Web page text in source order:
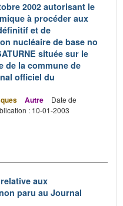
2002 autorisant le
à procéder aux
et de
nucléaire de base no
située sur le
de la commune de
officiel du
Autre
Date de
: 10-01-2003
aux
paru au Journal